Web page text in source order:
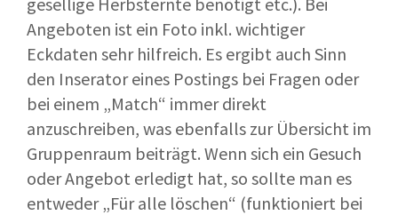
Angeboten ist ein Foto inkl. wichtiger
Eckdaten sehr hilfreich. Es ergibt auch Sinn
den Inserator eines Postings bei Fragen oder
bei einem „Match“ immer direkt
anzuschreiben, was ebenfalls zur Übersicht im
Gruppenraum beiträgt. Wenn sich ein Gesuch
oder Angebot erledigt hat, so sollte man es
entweder „Für alle löschen“ (funktioniert bei